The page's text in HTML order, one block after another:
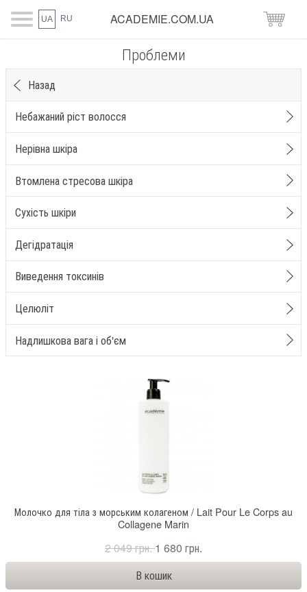
UA RU ACADEMIE.COM.UA
Проблеми
Назад
Небажаний ріст волосся
Нерівна шкіра
Втомлена стресова шкіра
Сухість шкіри
Дегідратація
Виведення токсинів
Целюліт
Надлишкова вага і об'єм
Молочко для тіла з морським колагеном / Lait Pour Le Corps au
Collagene Marin
2 049 грн.1 680 грн.